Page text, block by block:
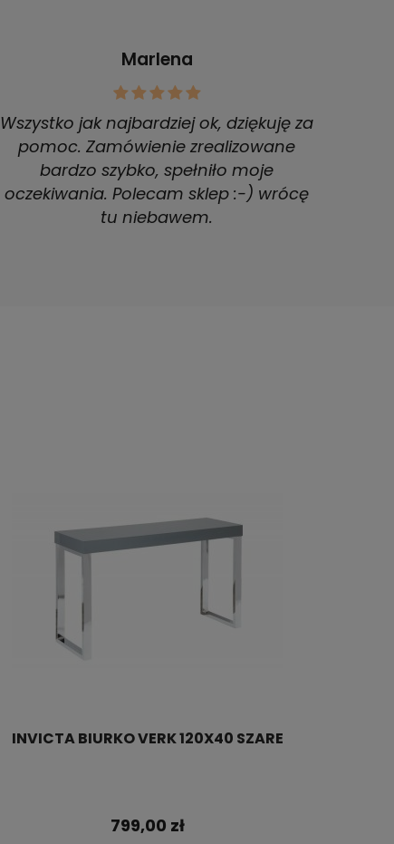
Marlena
Wszystko jak najbardziej ok, dziękuję za
pomoc. Zamówienie zrealizowane
bardzo szybko, spełniło moje
oczekiwania. Polecam sklep :-) wrócę
tu niebawem.
INVICTA BIURKO VERK 120X40 SZARE
799,00 zł